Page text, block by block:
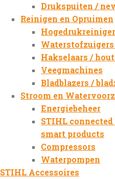
Drukspuiten /
Reinigen en Opruimen
Hakselaars /
Veegmachines
Bladblazers /
Stroom en
Energiebeheer
STIHL connected
smart products
Compressors
Waterpompen
STIHL Accessoires